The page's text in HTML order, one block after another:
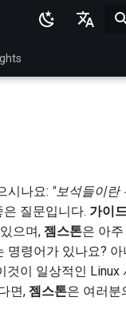
Italian
日本語
한국어
简体中文
시나요: "보석들이란
질문입니다. 가이
으며, 젬스톤은 아
명령어가 있나요? 아
이 일상적인
면, 젬스톤은 여러분